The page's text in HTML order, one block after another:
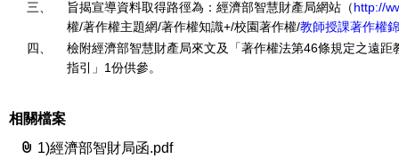
三 旨揭宣導資料取得路徑為 ： 經濟部智慧財產局網站 （http://w
權/著作權主題網/著作權知識+/校園著作權/教師授課著作權
四
檢附經濟部智慧財產局來文及 「著作權法第46條規定之遠距
指引 」 1份供參。
相關檔案
1)經濟部智財局函.pdf